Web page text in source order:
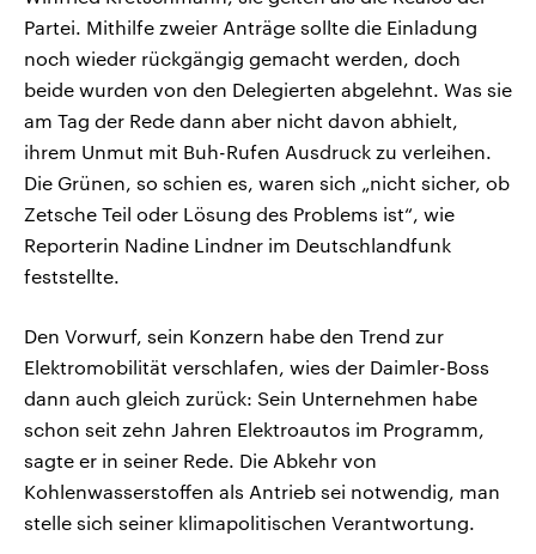
Partei. Mithilfe zweier Anträge sollte die Einladung
noch wieder rückgängig gemacht werden, doch
beide wurden von den Delegierten abgelehnt. Was sie
am Tag der Rede dann aber nicht davon abhielt,
ihrem Unmut mit Buh-Rufen Ausdruck zu verleihen.
Die Grünen, so schien es, waren sich „nicht sicher, ob
Zetsche Teil oder Lösung des Problems ist“, wie
Reporterin Nadine Lindner im Deutschlandfunk
feststellte.
Den Vorwurf, sein Konzern habe den Trend zur
Elektromobilität verschlafen, wies der Daimler-Boss
dann auch gleich zurück: Sein Unternehmen habe
schon seit zehn Jahren Elektroautos im Programm,
sagte er in seiner Rede. Die Abkehr von
Kohlenwasserstoffen als Antrieb sei notwendig, man
stelle sich seiner klimapolitischen Verantwortung.